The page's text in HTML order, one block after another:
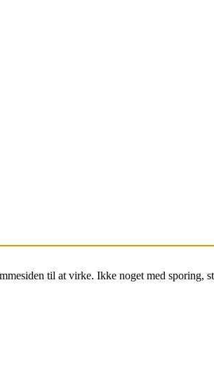
til at virke. Ikke noget med sporing,